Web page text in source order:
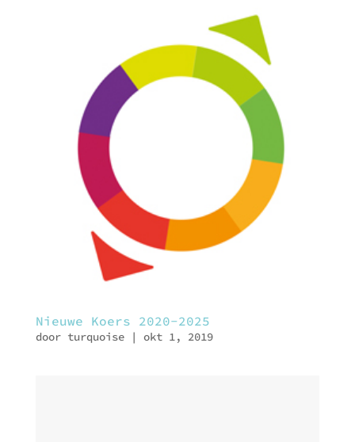
Nieuwe Koers 2020-2025
door turquoise| okt 1, 2019